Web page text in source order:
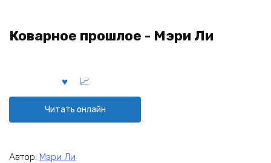
Коварное прошлое - Мэри Ли
Читать онлайн
Автор: Мэри Ли